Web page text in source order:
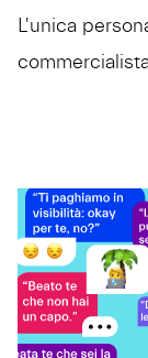
L'unica